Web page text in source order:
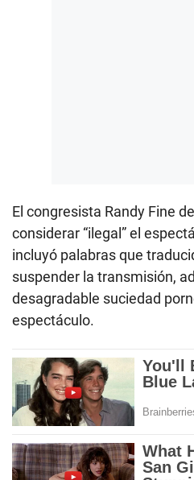
El congresista Randy Fine
considerar “ilegal” el
incluyó palabras que
suspender la transmisión,
desagradable suciedad
espectáculo.